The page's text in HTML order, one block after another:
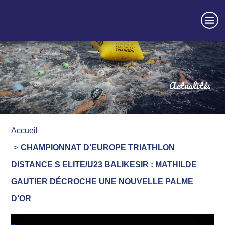
Actualités
Accueil
CHAMPIONNAT D’EUROPE TRIATHLON
DISTANCE S ELITE/U23 BALIKESIR : MATHILDE
GAUTIER DÉCROCHE UNE NOUVELLE PALME
D’OR